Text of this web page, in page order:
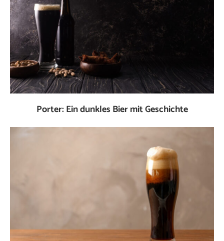
Porter: Ein dunkles Bier mit Geschichte